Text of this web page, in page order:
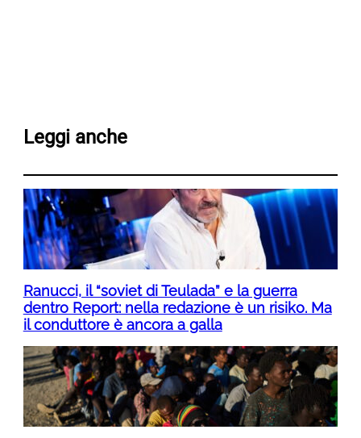
Leggi anche
Ranucci, il “soviet di Teulada” e la guerra
dentro Report: nella redazione è un risiko. Ma
il conduttore è ancora a galla